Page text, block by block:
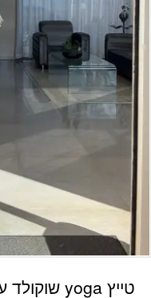
טייץ yoga שוקולד עשיר